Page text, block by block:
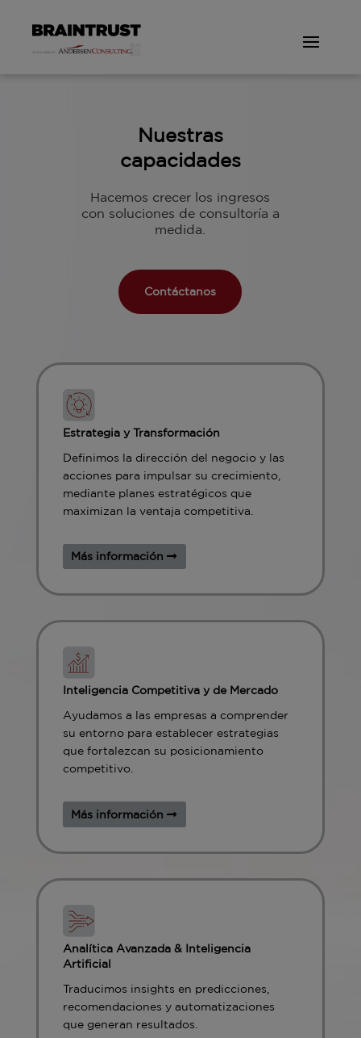
Nuestras
capacidades
Hacemos crecer los ingresos
con soluciones de consultoría a
medida.
Contáctanos
Estrategia y Transformación
Definimos la dirección del negocio y las
acciones para impulsar su crecimiento,
mediante planes estratégicos que
maximizan la ventaja competitiva.
Más información
Inteligencia Competitiva y de Mercado
Ayudamos a las empresas a comprender
su entorno para establecer estrategias
que fortalezcan su posicionamiento
competitivo.
Más información
Analítica Avanzada & Inteligencia
Artificial
Traducimos insights en predicciones,
recomendaciones y automatizaciones
que generan resultados.